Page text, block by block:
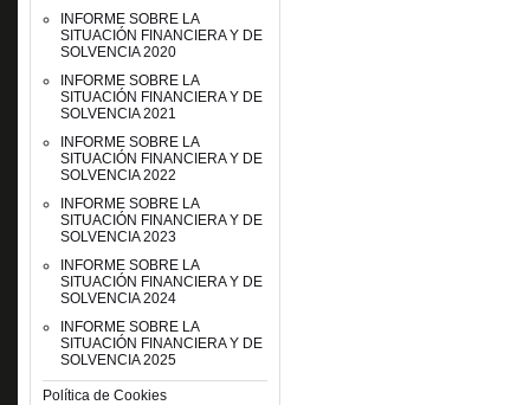
INFORME SOBRE LA
SITUACIÓN FINANCIERA Y DE
SOLVENCIA 2020
INFORME SOBRE LA
SITUACIÓN FINANCIERA Y DE
SOLVENCIA 2021
INFORME SOBRE LA
SITUACIÓN FINANCIERA Y DE
SOLVENCIA 2022
INFORME SOBRE LA
SITUACIÓN FINANCIERA Y DE
SOLVENCIA 2023
INFORME SOBRE LA
SITUACIÓN FINANCIERA Y DE
SOLVENCIA 2024
INFORME SOBRE LA
SITUACIÓN FINANCIERA Y DE
SOLVENCIA 2025
Política de Cookies